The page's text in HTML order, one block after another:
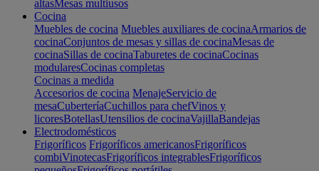
altasMesas multiusos
Cocina
Muebles de cocina Muebles auxiliares de cocinaArmarios de
cocinaConjuntos de mesas y sillas de cocinaMesas de
cocinaSillas de cocinaTaburetes de cocinaCocinas
modularesCocinas completas
Cocinas a medida
Accesorios de cocina MenajeServicio de
mesaCuberteríaCuchillos para chefVinos y
licoresBotellasUtensilios de cocinaVajillaBandejas
Electrodomésticos
Frigoríficos Frigoríficos americanosFrigoríficos
combiVinotecasFrigoríficos integrablesFrigoríficos